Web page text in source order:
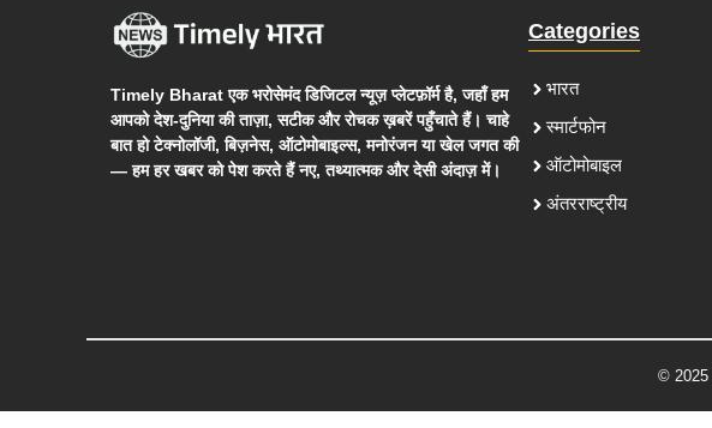
Timely Bharat एक भरोसेमंद डिजिटल न्यूज़ प्लेटफ़ॉर्म है, जहाँ हम
आपको देश-दुनिया की ताज़ा, सटीक और रोचक ख़बरें पहुँचाते हैं। चाहे
बात हो टेक्नोलॉजी, बिज़नेस, ऑटोमोबाइल्स, मनोरंजन या खेल जगत की
— हम हर खबर को पेश करते हैं नए, तथ्यात्मक और देसी अंदाज़ में।
Categories
भारत
स्मार्टफोन
ऑटोमोबाइल
अंतरराष्ट्रीय
© 2025